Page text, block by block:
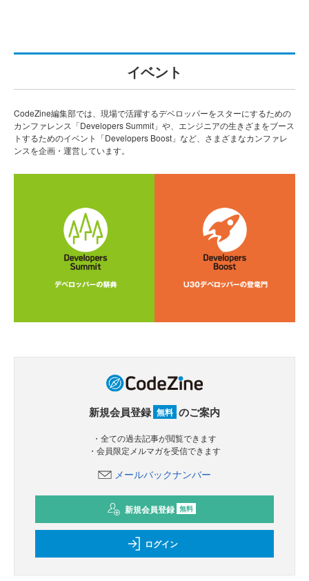
イベント
CodeZine編集部では、現場で活躍するデベロッパーをスターにするための
カンファレンス「Developers Summit」や、エンジニアの生きざまをブース
トするためのイベント「Developers Boost」など、さまざまなカンファレ
ンスを企画・運営しています。
新規会員登録 無料 のご案内
・全ての過去記事が閲覧できます
・会員限定メルマガを受信できます
メールバックナンバー
新規会員登録 無料
ログイン